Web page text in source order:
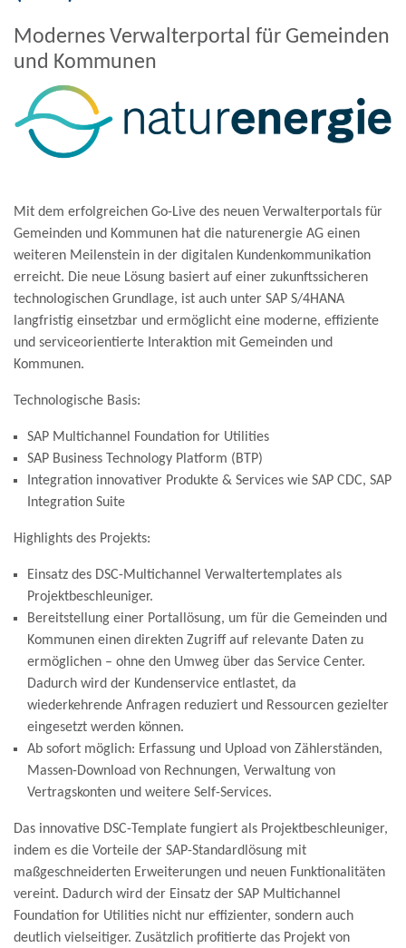
Modernes Verwalterportal für Gemeinden
und Kommunen
Mit dem erfolgreichen Go-Live des neuen Verwalterportals für
Gemeinden und Kommunen hat die naturenergie AG einen
weiteren Meilenstein in der digitalen Kundenkommunikation
erreicht. Die neue Lösung basiert auf einer zukunftssicheren
technologischen Grundlage, ist auch unter SAP S/4HANA
langfristig einsetzbar und ermöglicht eine moderne, effiziente
und serviceorientierte Interaktion mit Gemeinden und
Kommunen.
Technologische Basis:
SAP Multichannel Foundation for Utilities
SAP Business Technology Platform (BTP)
Integration innovativer Produkte & Services wie SAP CDC, SAP
Integration Suite
Highlights des Projekts:
Einsatz des DSC-Multichannel Verwaltertemplates als
Projektbeschleuniger.
Bereitstellung einer Portallösung, um für die Gemeinden und
Kommunen einen direkten Zugriff auf relevante Daten zu
ermöglichen – ohne den Umweg über das Service Center.
Dadurch wird der Kundenservice entlastet, da
wiederkehrende Anfragen reduziert und Ressourcen gezielter
eingesetzt werden können.
Ab sofort möglich: Erfassung und Upload von Zählerständen,
Massen-Download von Rechnungen, Verwaltung von
Vertragskonten und weitere Self-Services.
Das innovative DSC-Template fungiert als Projektbeschleuniger,
indem es die Vorteile der SAP-Standardlösung mit
maßgeschneiderten Erweiterungen und neuen Funktionalitäten
vereint. Dadurch wird der Einsatz der SAP Multichannel
Foundation for Utilities nicht nur effizienter, sondern auch
deutlich vielseitiger. Zusätzlich profitierte das Projekt von